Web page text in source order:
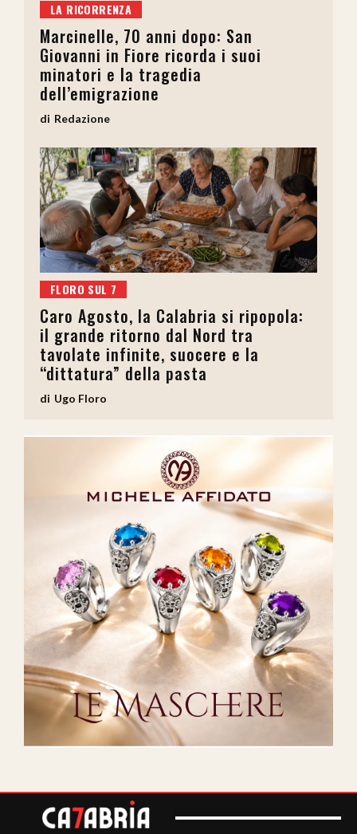
LA RICORRENZA
Marcinelle, 70 anni dopo: San
Giovanni in Fiore ricorda i suoi
minatori e la tragedia
dell’emigrazione
Redazione
FLORO SUL 7
Caro Agosto, la Calabria si ripopola:
il grande ritorno dal Nord tra
tavolate infinite, suocere e la
“dittatura” della pasta
Ugo Floro